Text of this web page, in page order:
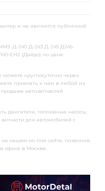
и не являются публичной
Д-240 Д-243 Д-245 Д245-
ЕН2 (Дайдо) по цене
круглосуточно через
приехать к нам в любой из
автозапчастей
двигатели, топливные насосы,
для автомобилей с
нашем on-line сайте, позвонив
в офисе в Москве.